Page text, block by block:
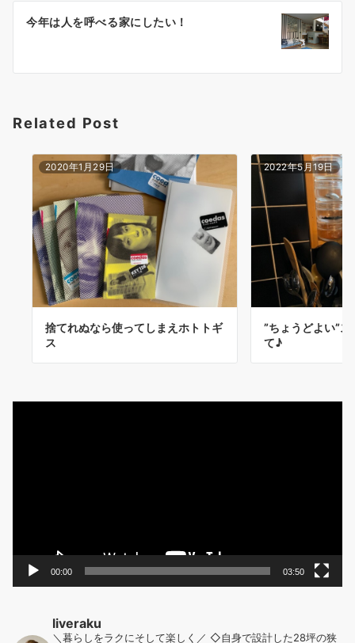
ゲ
シ
ン
今年は人を呼べる家にしたい！
Related Post
2020年1月29日
捨てれぬなら使ってしまえホトトギ
ス
2022年5月19日
”ちょうどよい”
て♪
00:00 03:50
liveraku
＼暮らしをラクにそして楽しく／ ◇自身で設計した28坪の狭